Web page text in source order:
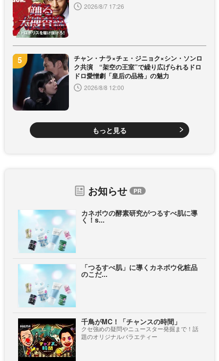
2026/8/7 17:26
チャン・ナラ×チェ・ジニョク×シン・ソンロ
ク共演 “架空の王室”で繰り広げられるドロ
ドロ愛憎劇「皇后の品格」の魅力
2026/8/8 12:00
もっと見る
お知らせ
カネボウの酵素研究がつるすべ肌に導
く！s...
「つるすべ肌」に導くカネボウ化粧品
のこだ...
千鳥がMC！「チャンスの時間」
クセ強めの疑問やニュースター発掘まで！話
題のオリジナルバラエティー